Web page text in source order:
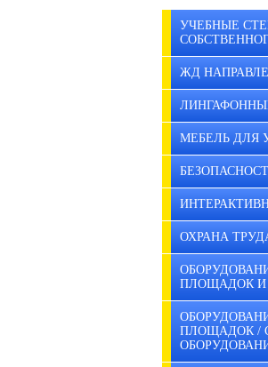
УЧЕБНЫЕ
ЖД
МЕБЕЛЬ ДЛЯ
ОХРАНА
ПЛОЩАДОК И
ПЛОЩАДОК /